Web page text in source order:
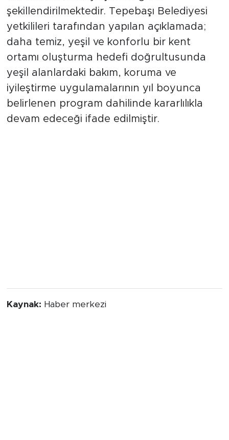
şekillendirilmektedir. Tepebaşı Belediyesi
yetkilileri tarafından yapılan açıklamada;
daha temiz, yeşil ve konforlu bir kent
ortamı oluşturma hedefi doğrultusunda
yeşil alanlardaki bakım, koruma ve
iyileştirme uygulamalarının yıl boyunca
belirlenen program dahilinde kararlılıkla
devam edeceği ifade edilmiştir.
Kaynak: Haber merkezi